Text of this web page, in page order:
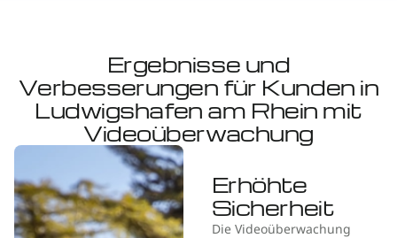
Ergebnisse und
Verbesserungen für Kunden in
Ludwigshafen am Rhein mit
Videoüberwachung
Erhöhte
Sicherheit
Die Videoüberwachung